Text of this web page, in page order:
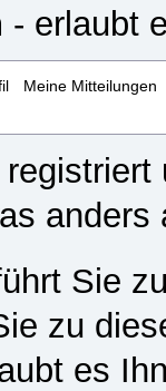
- erlaubt
Meine Mitteilungen
anders
Sie
zu
es